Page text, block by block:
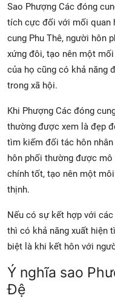
Sao Phượng Các đóng
tích cực đối với mối quan
cung Phu Thê, người hôn
xứng đôi, tạo nên một
của họ cũng có khả năng
trong xã hội.
Khi Phượng Các đóng
thường được xem là đẹp
tìm kiếm đối tác hôn
hôn phối thường được mô
chính tốt, tạo nên một
thịnh.
Nếu có sự kết hợp với
thì có khả năng xuất hiện
biệt là khi kết hôn với
Ý nghĩa sao
Đệ